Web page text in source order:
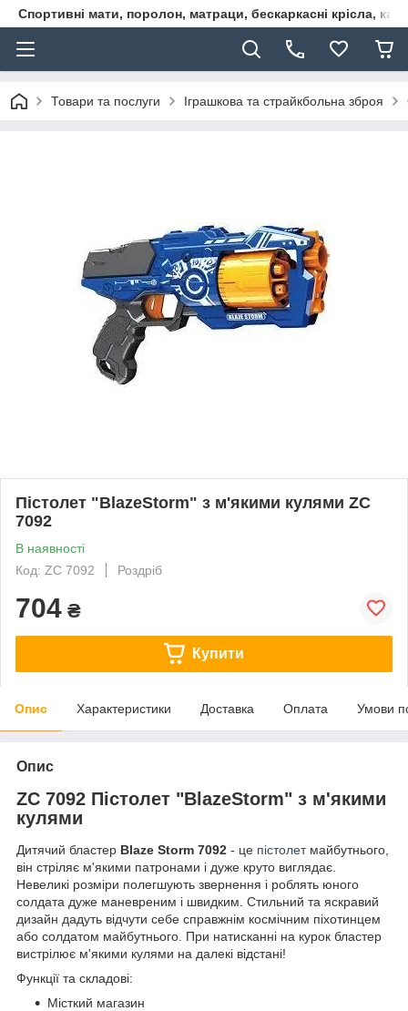
Спортивні мати, поролон, матраци, бескаркасні крісла,
Товари та послуги Іграшкова та страйкбольна зброя
Пістолет "BlazeStorm" з м'якими кулями ZC
7092
В наявності
Код: ZC 7092
Роздріб
704 ₴
Купити
Опис Характеристики Доставка Оплата Умови
Опис
ZC 7092 Пістолет "BlazeStorm" з м'якими
кулями
Дитячий бластер Blaze Storm 7092 - це пістолетмайбутнього,
він стріляє м'якими патронами і дуже круто виглядає.
Невеликі розміри полегшують звернення і роблять юного
солдата дуже маневреним і швидким. Стильний та яскравий
дизайн дадуть відчути себе справжнім космічним піхотинцем
або солдатом майбутнього. При натисканні на курок бластер
вистрілює м'якими кулями на далекі відстані!
Функції та складові:
Місткий магазин